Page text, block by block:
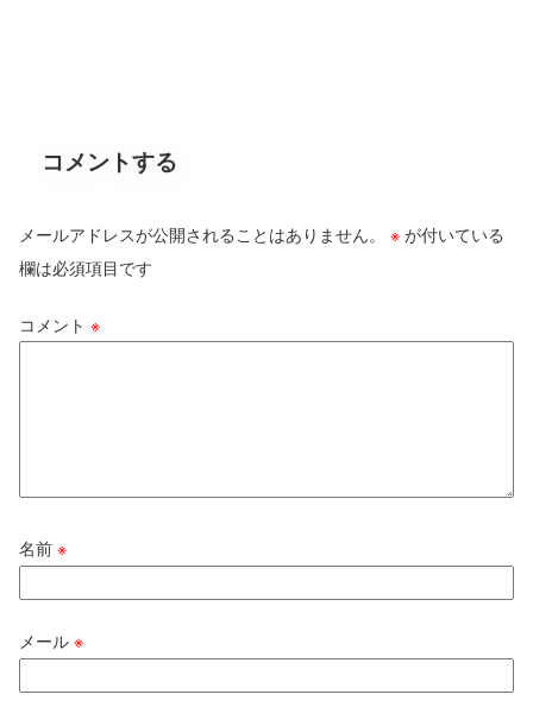
コメントする
メールアドレスが公開されることはありません。 ※が付いている
欄は必須項目です
コメント ※
名前※
メール※